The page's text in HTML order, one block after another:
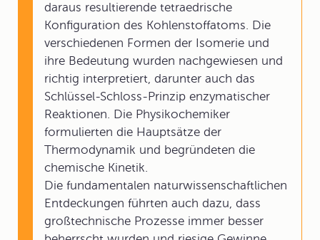
daraus resultierende tetraedrische
Konfiguration des Kohlenstoffatoms. Die
verschiedenen Formen der Isomerie und
ihre Bedeutung wurden nachgewiesen und
richtig interpretiert, darunter auch das
Schlüssel-Schloss-Prinzip enzymatischer
Reaktionen. Die Physikochemiker
formulierten die Hauptsätze der
Thermodynamik und begründeten die
chemische Kinetik.
Die fundamentalen naturwissenschaftlichen
Entdeckungen führten auch dazu, dass
großtechnische Prozesse immer besser